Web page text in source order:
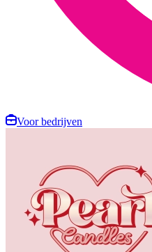
Voor bedrijven